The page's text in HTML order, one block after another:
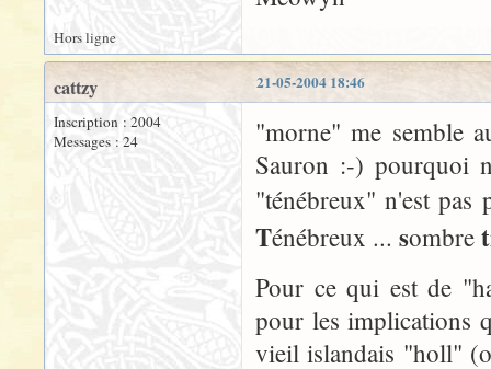
Hors ligne
21-05-2004 18:46
cattzy
Inscription : 2004
Messages : 24
"morne" me semble
Sauron :-) pourquoi
"ténébreux" n'est
Ténébreux ... sombre t
Pour ce qui est de
pour les implications
vieil islandais "holl"